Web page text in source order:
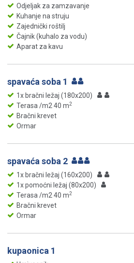
Odjeljak za zamzavanje
Kuhanje na struju
Zajednički roštilj
Čajnik (kuhalo za vodu)
Aparat za kavu
spavaća soba 1
1x bračni ležaj (180x200)
Terasa /m2 40 m2
Bračni krevet
Ormar
spavaća soba 2
1x bračni ležaj (160x200)
1x pomoćni ležaj (80x200)
Terasa /m2 40 m2
Bračni krevet
Ormar
kupaonica 1